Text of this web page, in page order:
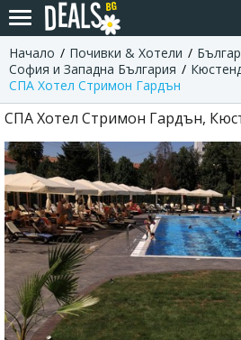
Начало Почивки & Хотели
София и Западна България
СПА Хотел Стримон Гардън
СПА Хотел Стримон Гардън,